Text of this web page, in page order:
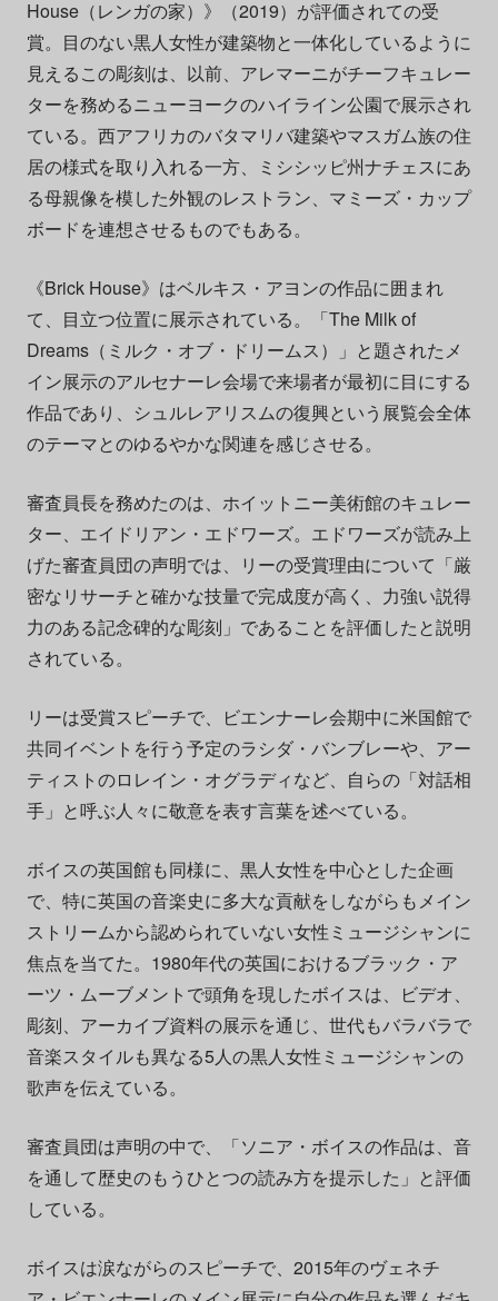
House（レンガの家）》（2019）が評価されての受
賞。目のない黒人女性が建築物と一体化しているように
見えるこの彫刻は、以前、アレマーニがチーフキュレー
ターを務めるニューヨークのハイライン公園で展示され
ている。西アフリカのバタマリバ建築やマスガム族の住
居の様式を取り入れる一方、ミシシッピ州ナチェスにあ
る母親像を模した外観のレストラン、マミーズ・カップ
ボードを連想させるものでもある。
《Brick House》はベルキス・アヨンの作品に囲まれ
て、目立つ位置に展示されている。「The Milk of
Dreams（ミルク・オブ・ドリームス）」と題されたメ
イン展示のアルセナーレ会場で来場者が最初に目にする
作品であり、シュルレアリスムの復興という展覧会全体
のテーマとのゆるやかな関連を感じさせる。
審査員長を務めたのは、ホイットニー美術館のキュレー
ター、エイドリアン・エドワーズ。エドワーズが読み上
げた審査員団の声明では、リーの受賞理由について「厳
密なリサーチと確かな技量で完成度が高く、力強い説得
力のある記念碑的な彫刻」であることを評価したと説明
されている。
リーは受賞スピーチで、ビエンナーレ会期中に米国館で
共同イベントを行う予定のラシダ・バンブレーや、アー
ティストのロレイン・オグラディなど、自らの「対話相
手」と呼ぶ人々に敬意を表す言葉を述べている。
ボイスの英国館も同様に、黒人女性を中心とした企画
で、特に英国の音楽史に多大な貢献をしながらもメイン
ストリームから認められていない女性ミュージシャンに
焦点を当てた。1980年代の英国におけるブラック・ア
ーツ・ムーブメントで頭角を現したボイスは、ビデオ、
彫刻、アーカイブ資料の展示を通じ、世代もバラバラで
音楽スタイルも異なる5人の黒人女性ミュージシャンの
歌声を伝えている。
審査員団は声明の中で、「ソニア・ボイスの作品は、音
を通して歴史のもうひとつの読み方を提示した」と評価
している。
ボイスは涙ながらのスピーチで、2015年のヴェネチ